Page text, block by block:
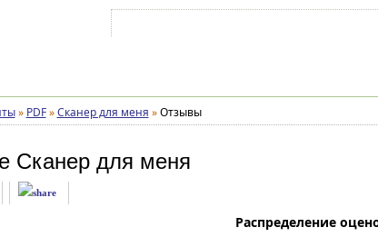
» PDF » Сканер для меня » Отзывы
Сканер для меня
Распределение